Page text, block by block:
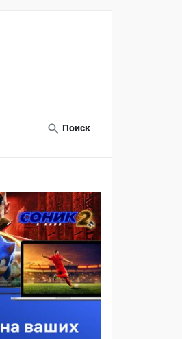
Поиск